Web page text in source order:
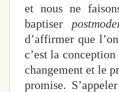
et nous ne
baptiser
d’affirmer que
c’est la
changement et le
promise. S’appeler